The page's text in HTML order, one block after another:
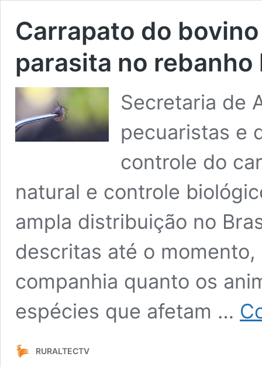
Carrapato do
parasita no
Secretaria de
pecuaristas e
controle do
natural e controle
ampla distribuição no
descritas até o
companhia quanto os
espécies que afetam …
RURALTECTV